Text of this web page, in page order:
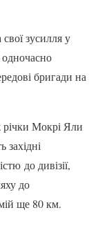
зусилля у
бригади на
річки Мокрі Яли
західні
до дивізії,
до
ще 80 км.